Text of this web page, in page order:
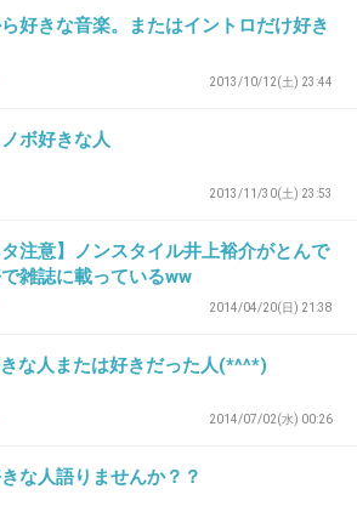
まりハマらないかなーと思ってたのだ
4とどんどんハマりとうとうシーズン
ドと同じ監督だっけ？
らも優しくて子供思いでアホ
)
られたり、ほっこりしたり。
好きな音楽。またはイントロだけ好き
2013/10/12(土) 23:44
ボ好きな人
2013/11/30(土) 23:53
タ注意】ノンスタイル井上裕介がとんで
雑誌に載っているww
2014/04/20(日) 21:38
な人または好きだった人(*^^*)
2014/07/02(水) 00:26
な人語りませんか？？